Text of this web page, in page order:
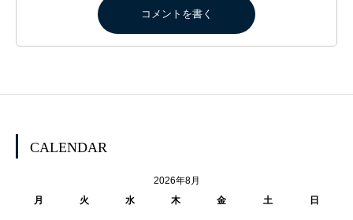
CALENDAR
2026年8月
月
火 水 木 金 土 日